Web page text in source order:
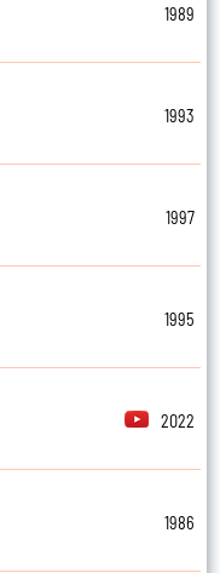
1989
1993
1997
1995
2022
1986